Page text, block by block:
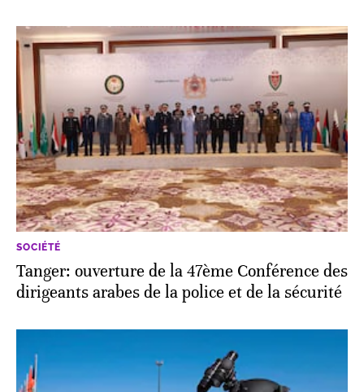
SOCIÉTÉ
Tanger: ouverture de la 47ème Conférence des
dirigeants arabes de la police et de la sécurité